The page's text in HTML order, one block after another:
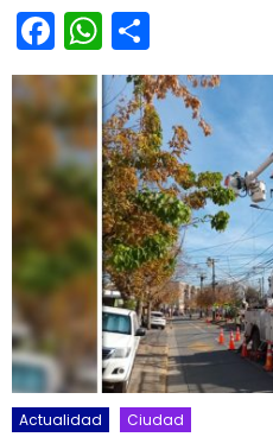
Facebook
WhatsApp
Actualidad Ciudad